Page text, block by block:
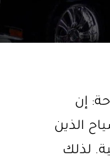
للسياحة: إن
للسياح الذين
لذلك